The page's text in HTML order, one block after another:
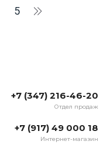
5
+7 (347) 216-46-20
Отдел продаж
+7 (917) 49 000 18
Интернет-магазин